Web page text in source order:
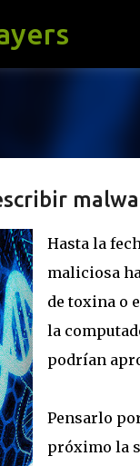
Hasta la
maliciosa
de toxina o
la
podrían
Pensarlo
próximo la